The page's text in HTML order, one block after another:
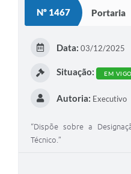
Nº 1467 Portaria
Data: 03/12/2025
Situação: EM
Autoria: Executivo
“Dispõe sobre a
Técnico.”